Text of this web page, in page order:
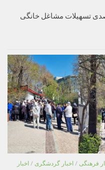
تربت‌حیدریه از رشد ۱۰۰ درصدی تسهیلات مشاغل خانگی
فرهنگی / اخبار گردشگری / اخبار